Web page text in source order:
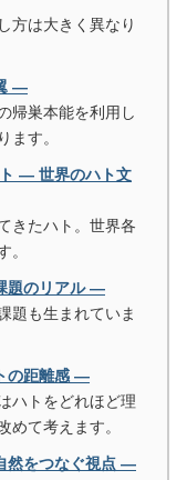
方は大きく異なり
―
帰巣本能を利用し
ます。
― 世界のハト文
きたハト。世界各
。
題のリアル ―
題も生まれていま
の距離感 ―
ハトをどれほど理
めて考えます。
然をつなぐ視点 ―